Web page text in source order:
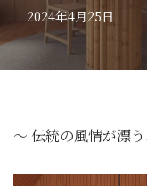
ッ
2024年4月25日
～ 伝統の風情が漂